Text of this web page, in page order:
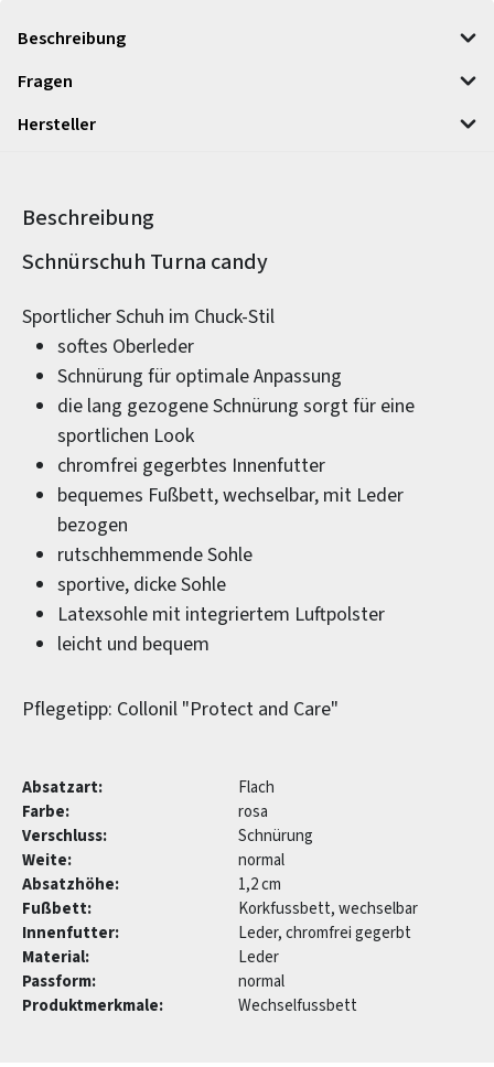
Beschreibung
Fragen
Hersteller
Beschreibung
Produktinformationen
Schnürschuh Turna candy
Sportlicher Schuh im Chuck-Stil
softes Oberleder
Schnürung für optimale Anpassung
die lang gezogene Schnürung sorgt für eine
sportlichen Look
chromfrei gegerbtes Innenfutter
bequemes Fußbett, wechselbar, mit Leder
bezogen
rutschhemmende Sohle
sportive, dicke Sohle
Latexsohle mit integriertem Luftpolster
leicht und bequem
Pflegetipp: Collonil "Protect and Care"
Absatzart:
Flach
Farbe:
rosa
Verschluss:
Schnürung
Weite:
normal
Absatzhöhe:
1,2 cm
Fußbett:
Korkfussbett, wechselbar
Innenfutter:
Leder, chromfrei gegerbt
Material:
Leder
Passform:
normal
Produktmerkmale:
Wechselfussbett